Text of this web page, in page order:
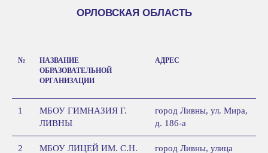
ОРЛОВСКАЯ ОБЛАСТЬ
№
НАЗВАНИЕ
ОБРАЗОВАТЕЛЬНОЙ
ОРГАНИЗАЦИИ
АДРЕС
1
МБОУ ГИМНАЗИЯ Г.
ЛИВНЫ
город Ливны, ул. Мира,
д. 186-а
2
МБОУ ЛИЦЕЙ ИМ. С.Н.
город Ливны, улица